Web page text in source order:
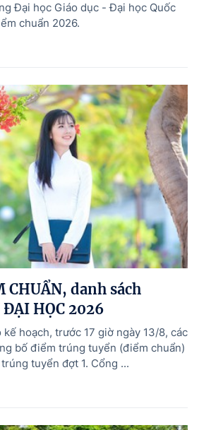
Đại học Giáo dục - Đại học Quốc
chuẩn 2026.
CHUẨN, danh sách
ĐẠI HỌC 2026
hoạch, trước 17 giờ ngày 13/8, các
bố điểm trúng tuyển (điểm chuẩn)
tuyển đợt 1. Cổng ...